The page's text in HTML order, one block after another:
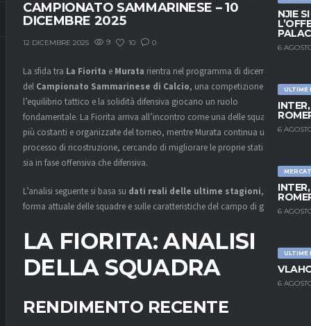
NJIE
6
ULTIME
6
6
ULTIME
6
CAMPIONATO SAMMARINESE – 10
DICEMBRE 2025
12 DICEMBRE 2025 9 10 0
La sfida tra La Fiorita e Murata rientra nel programma di dicembre
del Campionato Sammarinese di Calcio, una competizione in cui
l’equilibrio tattico e la solidità difensiva giocano un ruolo
fondamentale. La Fiorita arriva all’incontro come una delle squadre
più costanti e organizzate del torneo, mentre Murata continua un
processo di ricostruzione, cercando di migliorare le proprie statistiche
sia in fase offensiva che difensiva.
L’analisi seguente si basa su dati reali delle ultime stagioni, sulla
forma attuale delle squadre e sulle caratteristiche del campo di gioco.
LA FIORITA: ANALISI
DELLA SQUADRA
RENDIMENTO RECENTE